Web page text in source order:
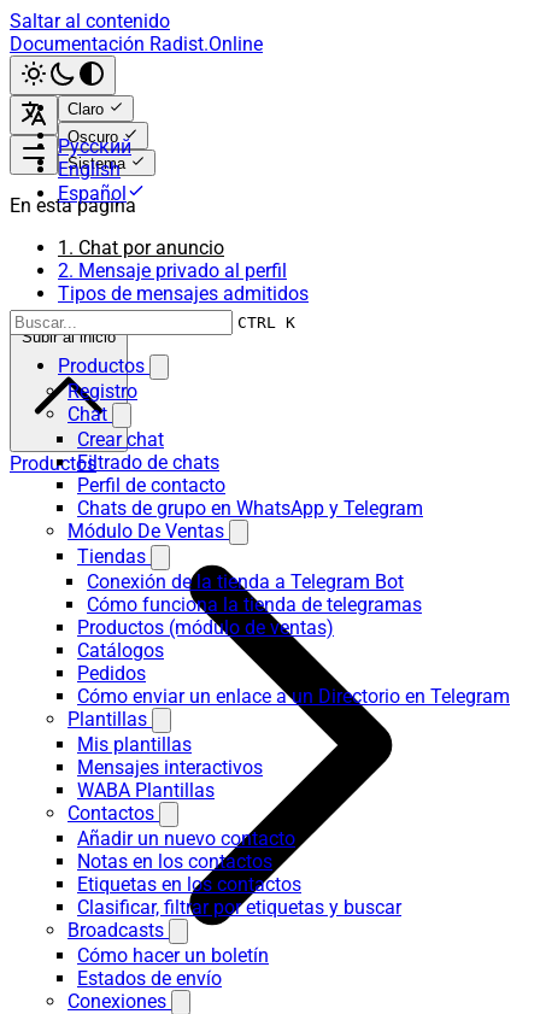
Saltar al contenido
Documentación Radist.Online
Claro
Oscuro
Sistema
Русский
English
Español
CTRL K
Productos
Registro
Chat
Crear chat
Filtrado de chats
Perfil de contacto
Chats de grupo en WhatsApp y Telegram
Módulo De Ventas
Tiendas
Conexión de la tienda a Telegram Bot
Cómo funciona la tienda de telegramas
Productos (módulo de ventas)
Catálogos
Pedidos
Cómo enviar un enlace a un Directorio en Telegram
Plantillas
Mis plantillas
Mensajes interactivos
WABA Plantillas
Contactos
Añadir un nuevo contacto
Notas en los contactos
Etiquetas en los contactos
Clasificar, filtrar por etiquetas y buscar
Broadcasts
Cómo hacer un boletín
Estados de envío
Conexiones
En esta página
1. Chat por anuncio
2. Mensaje privado al perfil
Tipos de mensajes admitidos
Subir al inicio
Productos